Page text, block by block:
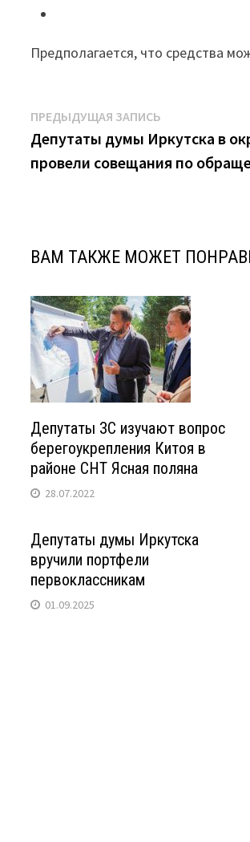
досрочные
из
средств
бюджета"
Предполагается, что средства
Навигация
по
записям
ПРЕДЫДУЩАЯ ЗАПИСЬ
запись:
Депутаты думы Иркутска в
провели совещания по
ВАМ ТАКЖЕ МОЖЕТ
Депутаты ЗС изучают вопрос
берегоукрепления Китоя в
районе СНТ Ясная поляна
28.07.2022
Депутаты думы Иркутска
вручили портфели
первоклассникам
01.09.2025